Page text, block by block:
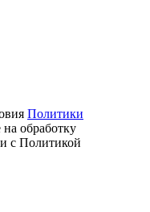
Политики
обработку
с Политикой